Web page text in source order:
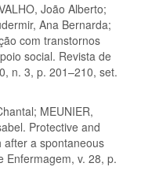
João Alberto;
Ana Bernarda;
com transtornos
social. Revista de
n. 3, p. 201–210, set.
MEUNIER,
Protective and
after a spontaneous
Enfermagem, v. 28, p.